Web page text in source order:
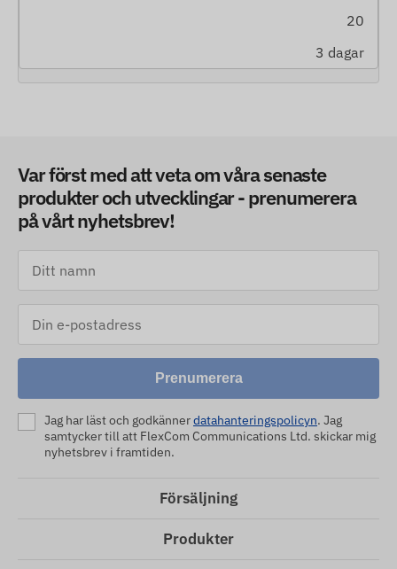
20
3 dagar
Var först med att veta om våra senaste
produkter och utvecklingar - prenumerera
på vårt nyhetsbrev!
Prenumerera
Jag har läst och godkännerdatahanteringspolicyn. Jag
samtycker till att FlexCom Communications Ltd. skickar mig
nyhetsbrev i framtiden.
Försäljning
Produkter